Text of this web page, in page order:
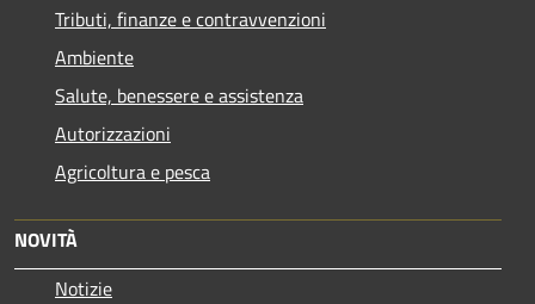
Tributi, finanze e contravvenzioni
Ambiente
Salute, benessere e assistenza
Autorizzazioni
Agricoltura e pesca
NOVITÀ
Notizie